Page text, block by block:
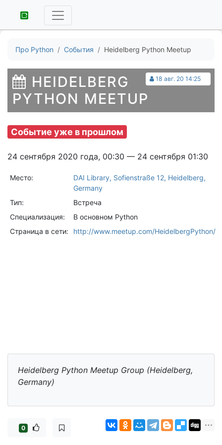
Про Python События Heidelberg Python Meetup
18 авг. 20 14:25
HEIDELBERG
PYTHON MEETUP
Событие уже в прошлом
24 сентября 2020 года, 00:30 — 24 сентября 01:30
Место:
DAI Library, Sofienstraße 12, Heidelberg,
Germany
Тип:
Встреча
Специализация:
В основном Python
Страница в сети:
http://www.meetup.com/HeidelbergPython/
Heidelberg Python Meetup Group (Heidelberg,
Germany)
0